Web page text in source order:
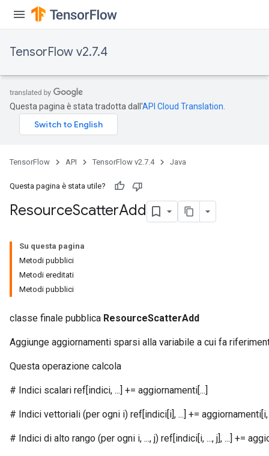
TensorFlow v2.7.4
Questa pagina è stata tradotta dall'API Cloud Translation
TensorFlow API TensorFlow v2.7.4 Java
Questa pagina è stata utile?
ResourceScatterAdd
Su questa pagina
Metodi pubblici
Metodi ereditati
Metodi pubblici
classe finale pubblica ResourceScatterAdd
Aggiunge aggiornamenti sparsi alla variabile a cui fa
Questa operazione calcola
# Indici scalari ref[indici, ...] += aggiornamenti[...]
# Indici vettoriali (per ogni i) ref[indici[i], ...] += aggiornamenti[i,
# Indici di alto rango (per ogni i, ..., j) ref[indici[i, ..., j], ...] +=